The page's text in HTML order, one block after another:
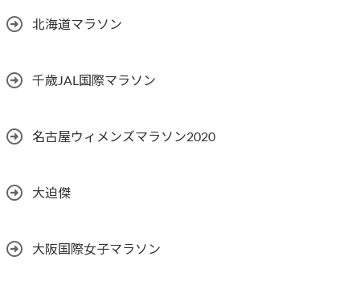
北海道マラソン
千歳JAL国際マラソン
名古屋ウィメンズマラソン2020
大迫傑
大阪国際女子マラソン